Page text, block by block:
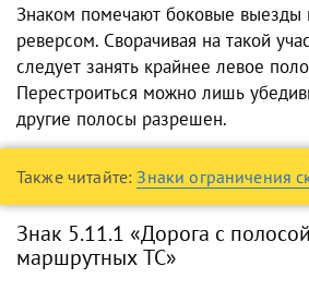
Знаком помечают боковые выезды
реверсом. Сворачивая на такой
следует занять крайнее левое
Перестроиться можно лишь
другие полосы разрешен.
Также читайте:Знаки ограничения
Знак 5.11.1 «Дорога с
маршрутных ТС»